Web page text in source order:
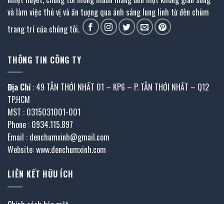
và làm việc thú vị và ấn tượng qua ánh sáng lung linh từ đèn chùm
trang trí của chúng tôi.
THÔNG TIN CÔNG TY
Địa Chỉ : 49 TÂN THỚI NHẤT 01 – KP6 – P. TÂN THỚI NHẤT – Q12
TP.HCM
MST : 0315031001-001
Phone : 0934.115.897
Email : denchumxinh@gmail.com
Website: www.denchumxinh.com
LIÊN KẾT HỮU ÍCH